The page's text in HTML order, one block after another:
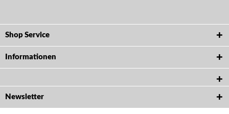
Shop Service
Informationen
Newsletter